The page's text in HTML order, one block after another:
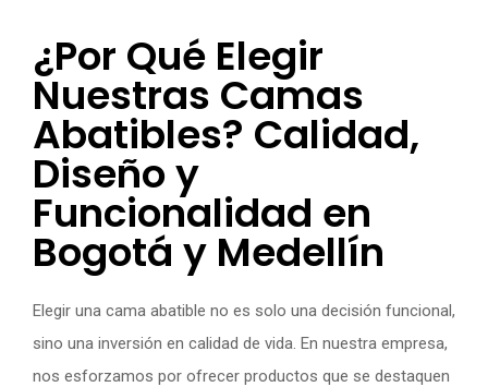
¿Por Qué Elegir
Nuestras Camas
Abatibles? Calidad,
Diseño y
Funcionalidad en
Bogotá y Medellín
Elegir una cama abatible no es solo una decisión funcional,
sino una inversión en calidad de vida. En nuestra empresa,
nos esforzamos por ofrecer productos que se destaquen